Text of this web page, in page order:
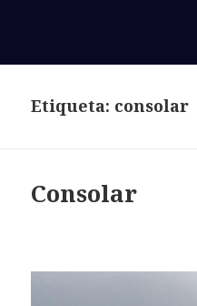
Etiqueta: consolar
Consolar